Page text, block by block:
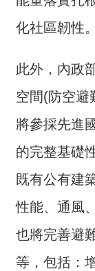
政
隱
私
保
護
政
策
政
網
站
化社區韌性。
此外，內政
空間(防空避
將參採先進
的完整基礎
既有公有建
性能、通風
也將完善避
等，包括：